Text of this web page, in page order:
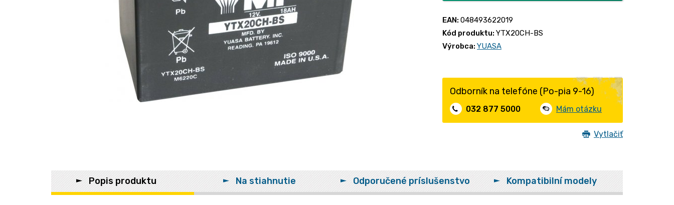
EAN: 048493622019
Kód produktu: YTX20CH-BS
Výrobca: YUASA
Odborník na telefóne (Po-pia 9-16)
032 877 5000 Mám otázku
Vytlačiť
Popis produktu Na stiahnutie Odporučené príslušenstvo Kompatibilní modely